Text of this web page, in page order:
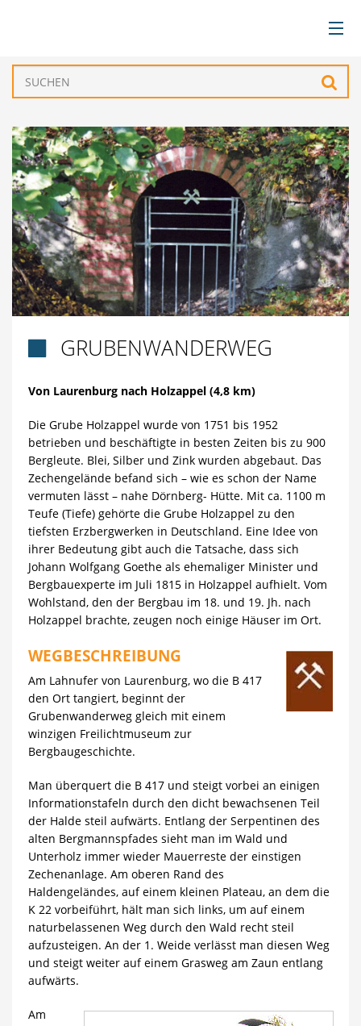
BÜRGERSERVICE
VERWALTUNG
GEMEINDEN
TOURISMUS & FREIZEIT
WIRTSCHAFT
GRUBENWANDERWEG
Von Laurenburg nach Holzappel (4,8 km)
Die Grube Holzappel wurde von 1751 bis 1952
betrieben und beschäftigte in besten Zeiten bis zu 900
Bergleute. Blei, Silber und Zink wurden abgebaut. Das
Zechengelände befand sich – wie es schon der Name
vermuten lässt – nahe Dörnberg- Hütte. Mit ca. 1100 m
Teufe (Tiefe) gehörte die Grube Holzappel zu den
tiefsten Erzbergwerken in Deutschland. Eine Idee von
ihrer Bedeutung gibt auch die Tatsache, dass sich
Johann Wolfgang Goethe als ehemaliger Minister und
Bergbauexperte im Juli 1815 in Holzappel aufhielt. Vom
Wohlstand, den der Bergbau im 18. und 19. Jh. nach
Holzappel brachte, zeugen noch einige Häuser im Ort.
WEGBESCHREIBUNG
Am Lahnufer von Laurenburg, wo die B 417
den Ort tangiert, beginnt der
Grubenwanderweg gleich mit einem
winzigen Freilichtmuseum zur
Bergbaugeschichte.
Man überquert die B 417 und steigt vorbei an einigen
Informationstafeln durch den dicht bewachsenen Teil
der Halde steil aufwärts. Entlang der Serpentinen des
alten Bergmannspfades sieht man im Wald und
Unterholz immer wieder Mauerreste der einstigen
Zechenanlage. Am oberen Rand des
Haldengeländes, auf einem kleinen Plateau, an dem die
K 22 vorbeiführt, hält man sich links, um auf einem
naturbelassenen Weg durch den Wald recht steil
aufzusteigen. An der 1. Weide verlässt man diesen Weg
und steigt weiter auf einem Grasweg am Zaun entlang
aufwärts.
Am